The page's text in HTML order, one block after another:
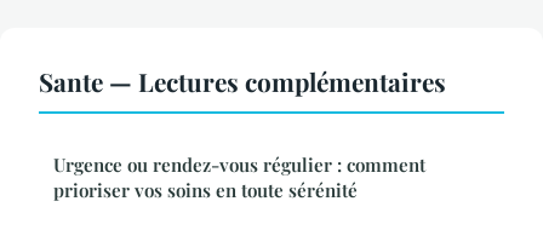
Sante — Lectures complémentaires
Urgence ou rendez-vous régulier : comment
prioriser vos soins en toute sérénité